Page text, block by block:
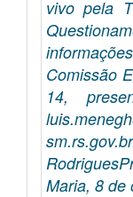
vivo pela
Comissão
14,
Maria, 8 de